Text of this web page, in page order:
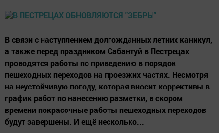
В связи с наступлением долгожданных летних каникул,
а также перед праздником Сабантуй в Пестрецах
проводятся работы по приведению в порядок
пешеходных переходов на проезжих частях. Несмотря
на неустойчивую погоду, которая вносит коррективы в
график работ по нанесению разметки, в скором
времени покрасочные работы пешеходных переходов
будут завершены. И ещё несколько...